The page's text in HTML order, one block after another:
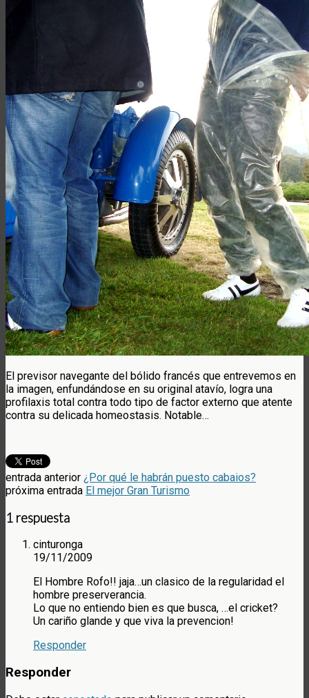
El previsor navegante del bólido francés que entrevemos en
la imagen, enfundándose en su original atavío, logra una
profilaxis total contra todo tipo de factor externo que atente
contra su delicada homeostasis. Notable…
entrada anterior ¿Por qué le habrán puesto cabaios?
próxima entrada El mejor Gran Turismo
1 respuesta
cinturonga
19/11/2009
El Hombre Rofo!! jaja…un clasico de la regularidad el
hombre preserverancia.
Lo que no entiendo bien es que busca, …el cricket?
Un cariño glande y que viva la prevencion!
Responder
Responder